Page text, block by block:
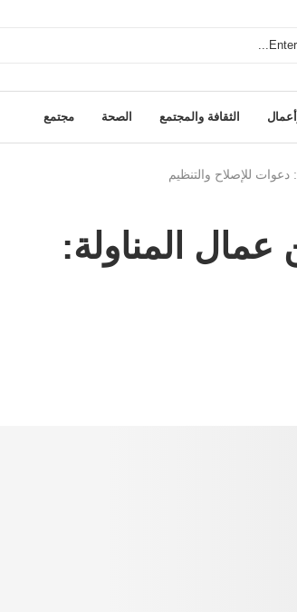
الثقافة والمجتمع الصحة مجتمع
يوظف قرابة 20٪ من عمال المناولة: